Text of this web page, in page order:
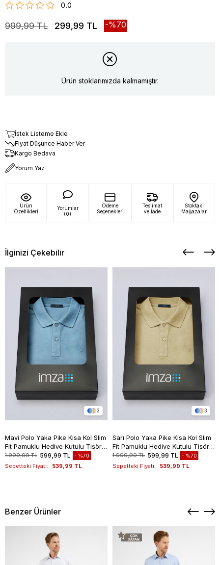
0.0
999,99 TL 299,99 TL 70
Ürün stoklarımızda kalmamıştır.
İstek Listeme Ekle
Fiyat Düşünce Haber Ver
Kargo Bedava
Yorum Yaz
Ürün
Özellikleri
Yorumlar
(0)
Ödeme
Seçenekleri
Teslimat
ve İade
Stoktaki
Mağazalar
İlginizi Çekebilir
3
Mavi Polo Yaka Pike Kısa Kol Slim
Fit Pamuklu Hediye Kutulu Tişört
1011260169
1.999,99 TL 599,99 TL %70
Sepetteki Fiyatı: 539,99 TL
3
Sarı Polo Yaka Pike Kısa Kol Slim
Fit Pamuklu Hediye Kutulu Tişört
1011260169
1.999,99 TL 599,99 TL %70
Sepetteki Fiyatı: 539,99 TL
Benzer Ürünler